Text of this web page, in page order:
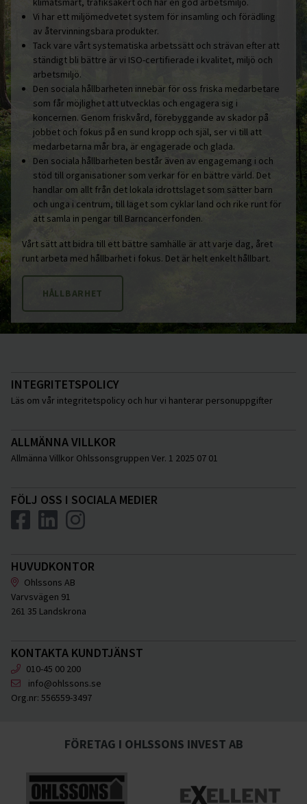
Vi har ett miljömedvetet system för insamling och förädling
av återvinningsbara produkter.
Tack vare vårt systematiska arbetssätt och strävan efter att
ständigt bli bättre är vi ISO-certifierade i kvalitet, miljö och
arbetsmiljö.
Den sociala hållbarheten innebär för oss friska medarbetare
som får möjlighet att utvecklas och engagera sig i
koncernen. Genom friskvård, förebyggande av skador på
jobbet och fokus på en sund kropp och själ, ser vi till att
medarbetarna mår bra, är engagerade och glada.
Den sociala hållbarheten består även av engagemang i och
stöd till organisationer som verkar för en bättre värld. Det
handlar om allt från det lokala idrottslaget som sätter barn
och unga i centrum, till laget som cyklar land och rike runt för
att samla in pengar till Barncancerfonden.
Vårt sätt att bidra till ett bättre samhälle är att varje dag, året
runt arbeta med hållbarhet i fokus. Det är helt enkelt hållbart.
HÅLLBARHET
INTEGRITETSPOLICY
Läs om vår integritetspolicy och hur vi hanterar personuppgifter
ALLMÄNNA VILLKOR
Allmänna Villkor Ohlssonsgruppen Ver. 1 2025 07 01
FÖLJ OSS I SOCIALA MEDIER
HUVUDKONTOR
Ohlssons AB
Varvsvägen 91
261 35 Landskrona
KONTAKTA KUNDTJÄNST
010-45 00 200
info@ohlssons.se
Org.nr: 556559-3497
FÖRETAG I OHLSSONS INVEST AB